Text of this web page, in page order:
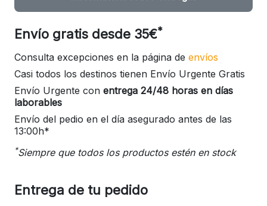
Envío gratis desde 35€*
Consulta excepciones en la página de envíos
Casi todos los destinos tienen Envío Urgente Gratis
Envío Urgente con entrega 24/48 horas en días
laborables
Envío del pedio en el día asegurado antes de las
13:00h*
*Siempre que todos los productos estén en stock
Entrega de tu pedido